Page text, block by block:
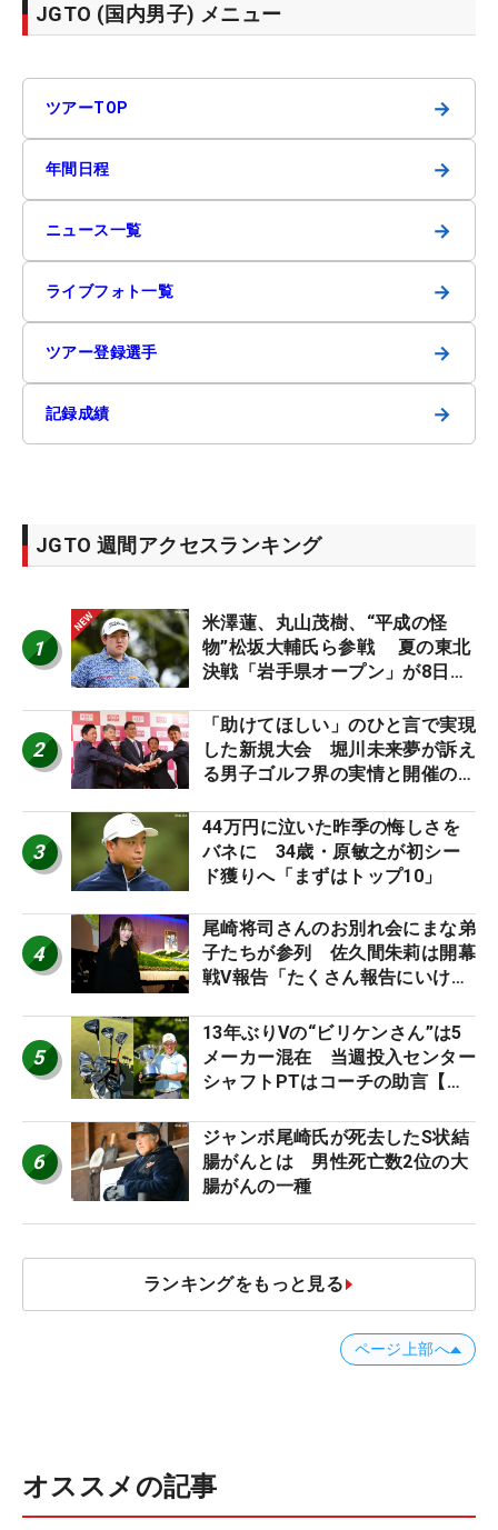
JGTO (国内男子) メニュー
ツアーTOP →
年間日程 →
ニュース一覧 →
ライブフォト一覧 →
ツアー登録選手 →
記録成績 →
JGTO 週間アクセスランキング
1
米澤蓮、丸山茂樹、“平成の怪
物”松坂大輔氏ら参戦 夏の東北
決戦「岩手県オープン」が8日開
2
「助けてほしい」のひと言で実現
した新規大会 堀川未来夢が訴え
る男子ゴルフ界の実情と開催の舞
3
44万円に泣いた昨季の悔しさを
バネに 34歳・原敏之が初シー
ド獲りへ「まずはトップ10」
4
尾崎将司さんのお別れ会にまな弟
子たちが参列 佐久間朱莉は開幕
戦V報告「たくさん報告にいける
5
13年ぶりVの“ビリケンさん”は5
メーカー混在 当週投入センター
シャフトPTはコーチの助言【勝
6
ジャンボ尾崎氏が死去したS状結
腸がんとは 男性死亡数2位の大
腸がんの一種
ランキングをもっと見る
ページ上部へ
オススメの記事